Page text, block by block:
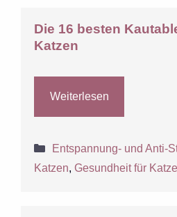
Die 16 besten
Katzen
Weiterlesen
Kategorien
Entspannung- und Anti-
Katzen,Gesundheit für